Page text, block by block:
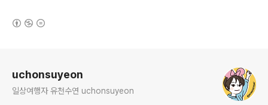
uchonsuyeon
일상여행자 유천수연 uchonsuyeon